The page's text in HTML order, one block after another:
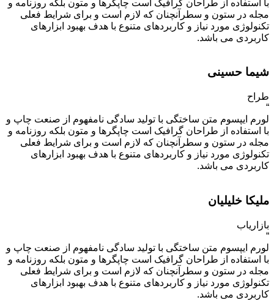
با استفاده از طراحان گرافیک است چاپگرها و متون بلکه روزنامه و
مجله در ستون و سطرآنچنان که لازم است و برای شرایط فعلی
تکنولوژی مورد نیاز و کاربردهای متنوع با هدف بهبود ابزارهای
کاربردی می باشد.
شیما حسینی
طراح
“
لورم ایپسوم متن ساختگی با تولید سادگی نامفهوم از صنعت چاپ و
با استفاده از طراحان گرافیک است چاپگرها و متون بلکه روزنامه و
مجله در ستون و سطرآنچنان که لازم است و برای شرایط فعلی
تکنولوژی مورد نیاز و کاربردهای متنوع با هدف بهبود ابزارهای
کاربردی می باشد.
ملیکا خلیلیان
بازاریاب
“
لورم ایپسوم متن ساختگی با تولید سادگی نامفهوم از صنعت چاپ و
با استفاده از طراحان گرافیک است چاپگرها و متون بلکه روزنامه و
مجله در ستون و سطرآنچنان که لازم است و برای شرایط فعلی
تکنولوژی مورد نیاز و کاربردهای متنوع با هدف بهبود ابزارهای
کاربردی می باشد.